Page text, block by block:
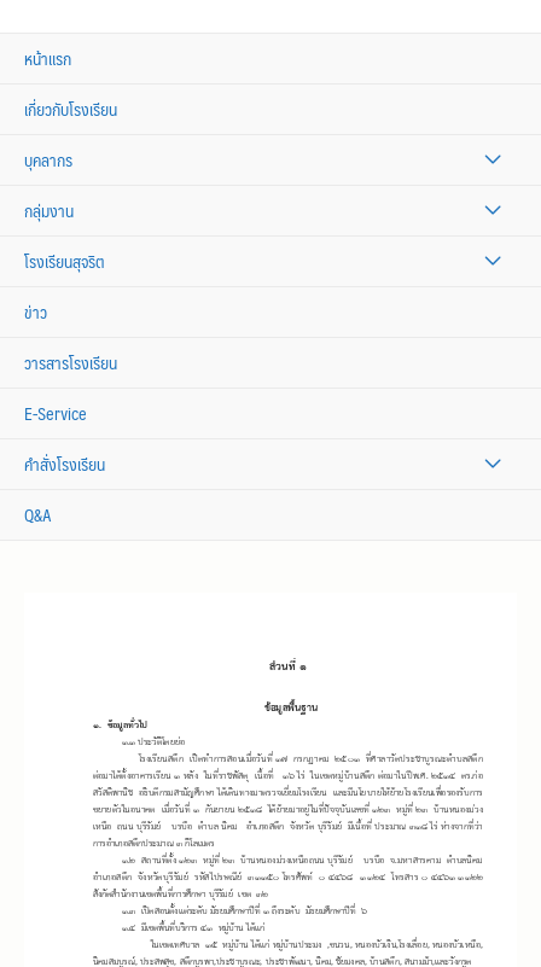
หน้าแรก
เกี่ยวกับโรงเรียน
บุคลากร
กลุ่มงาน
โรงเรียนสุจริต
ข่าว
วารสารโรงเรียน
E-Service
คำสั่งโรงเรียน
Q&A